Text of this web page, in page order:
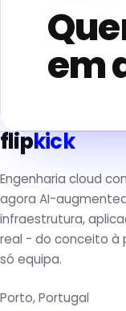
em
flipkick
Engenharia cloud
agora AI-
infraestrutura,
real - do conceito à
só equipa.
Porto, Portugal